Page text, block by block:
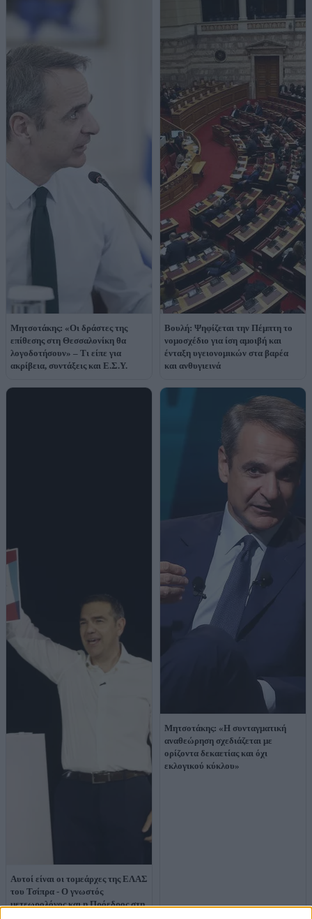
Μητσοτάκης: «Οι δράστες της
επίθεσης στη Θεσσαλονίκη θα
λογοδοτήσουν» – Τι είπε για
ακρίβεια, συντάξεις και Ε.Σ.Υ.
Βουλή: Ψηφίζεται την Πέμπτη το
νομοσχέδιο για ίση αμοιβή και
ένταξη υγειονομικών στα βαρέα
και ανθυγιεινά
Αυτοί είναι οι τομεάρχες της ΕΛΑΣ
του Τσίπρα - Ο γνωστός
μετεωρολόγος και η Πρόεδρος στη
Μητσοτάκης: «Η συνταγματική
αναθεώρηση σχεδιάζεται με
ορίζοντα δεκαετίας και όχι
εκλογικού κύκλου»